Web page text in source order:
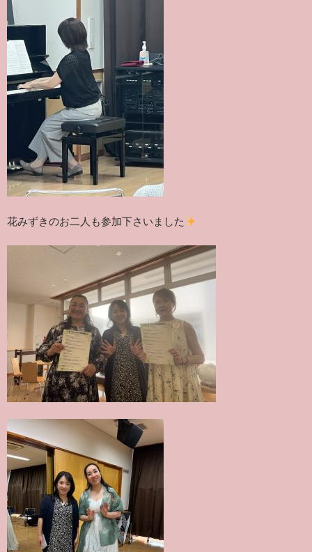
花みずきのお二人も参加下さいました